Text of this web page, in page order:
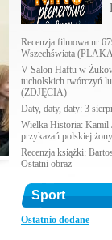
Recenzja filmowa nr
Wszechświata
V Salon Haftu w
tucholskich twórczyń
(ZDJĘCIA)
Daty, daty, daty: 3
Wielka Historia: Kamil
przykazań polskiej
Recenzja książki:
Ostatni obraz
Sport
Ostatnio dodane